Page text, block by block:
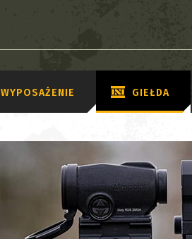
WYPOSAŻENIE GIEŁDA